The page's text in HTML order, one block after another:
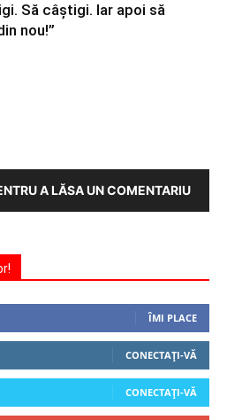
Să câștigi. Iar apoi să
nou!”
A LĂSA UN COMENTARIU
ÎMI PLACE
CONECTAȚI-VĂ
CONECTAȚI-VĂ